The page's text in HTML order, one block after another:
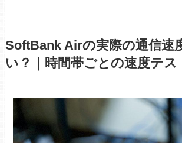
SoftBank Airの実際の通信速
い？｜時間帯ごとの速度テス